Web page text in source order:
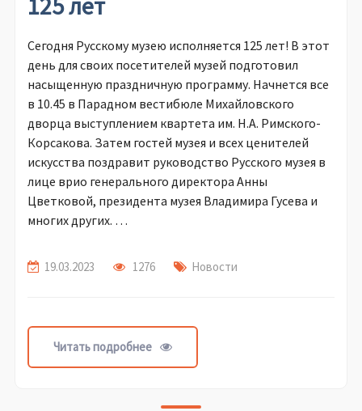
Сегодня Русскому музею исполняется 125 лет! В этот
день для своих посетителей музей подготовил
насыщенную праздничную программу. Начнется все
в 10.45 в Парадном вестибюле Михайловского
дворца выступлением квартета им. Н.А. Римского-
Корсакова. Затем гостей музея и всех ценителей
искусства поздравит руководство Русского музея в
лице врио генерального директора Анны
Цветковой, президента музея Владимира Гусева и
многих других. …
19.03.2023 1276 Новости
Читать подробнее